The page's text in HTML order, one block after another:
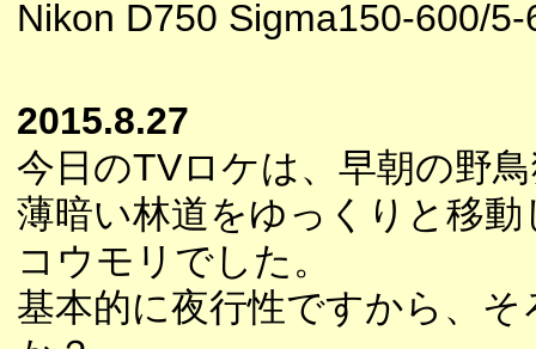
Nikon D750 Sigma150-600/5-
2015.8.27
今日のTVロケは、早朝の野
薄暗い林道をゆっくりと移
コウモリでした。
基本的に夜行性ですから、